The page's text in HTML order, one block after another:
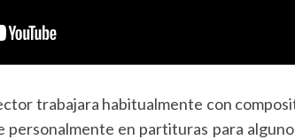
trabajara habitualmente con
personalmente en partituras para